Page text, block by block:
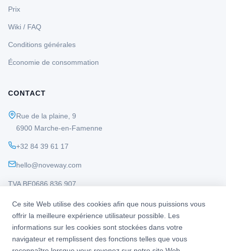
Prix
Wiki / FAQ
Conditions générales
Économie de consommation
CONTACT
Rue de la plaine, 9
6900 Marche-en-Famenne
+32 84 39 61 17
hello@noveway.com
TVA BE0686 836 907
© 2026 Noveway. Tous droits réservés.
Ce site Web utilise des cookies afin que nous puissions vous
offrir la meilleure expérience utilisateur possible. Les
informations sur les cookies sont stockées dans votre
navigateur et remplissent des fonctions telles que vous